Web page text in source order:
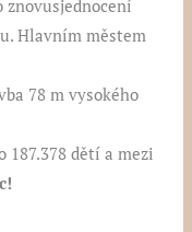
Hlavním městem
78 m vysokého
187.378 dětí a mezi